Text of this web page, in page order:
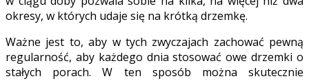
okresy, w których udaje się na krótką drzemkę.
Ważne jest to, aby w tych zwyczajach zachować pewną
regularność, aby każdego dnia stosować owe drzemki o
stałych porach. W ten sposób można skutecznie